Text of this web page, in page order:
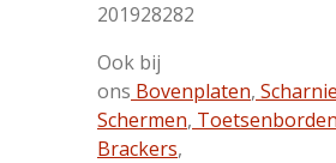
201928282
Ook bij
ons Bovenplaten,
Schermen,
Brackers,